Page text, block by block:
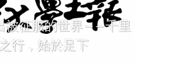
被征服的世界——千里
之行，始於足下